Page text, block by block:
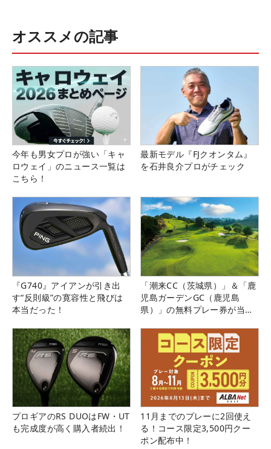
オススメの記事
今年も男女プロが強い「キャ
ロウェイ」のニュース一覧は
こちら！
最新モデル『FJクオンタム』
を石井良介プロがチェック
『G740』アイアンが引き出
す“反則級”の寛容性と飛びは
本当だった！
「潮来CC（茨城県）」＆「鹿
児島ガーデンGC（鹿児島
県）」の無料プレー券が当た
プロギアのRS DUOはFW・UT
も完成度が高く購入者続出！
11月までのプレーに2回使え
る！コース限定3,500円クー
ポン配布中！